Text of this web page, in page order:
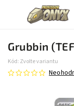
Grubbin
Kód: Zvolte variantu